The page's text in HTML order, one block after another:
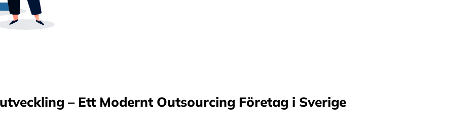
– Ett Modernt Outsourcing Företag i Sverige